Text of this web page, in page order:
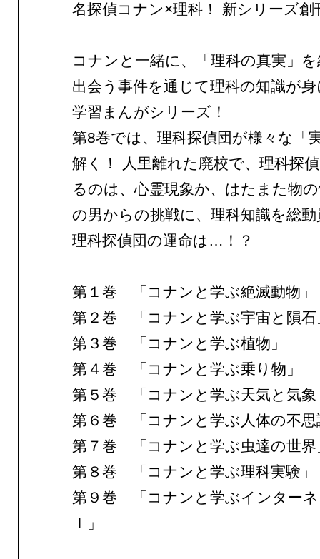
名探偵コナン×理科！ 新シリーズ創
コナンと一緒に、「理科の真実」
出会う事件を通じて理科の知識が
学習まんがシリーズ！
第8巻では、理科探偵団が様々な「
解く！ 人里離れた廃校で、理科探
るのは、心霊現象か、はたまた物
の男からの挑戦に、理科知識を総
理科探偵団の運命は…！？
第１巻 「コナンと学ぶ絶滅動物」
第２巻 「コナンと学ぶ宇宙と隕石
第３巻 「コナンと学ぶ植物」
第４巻 「コナンと学ぶ乗り物」
第５巻 「コナンと学ぶ天気と気象
第６巻 「コナンと学ぶ人体の不思
第７巻 「コナンと学ぶ虫達の世界
第８巻 「コナンと学ぶ理科実験」
第９巻 「コナンと学ぶインター
Ｉ」